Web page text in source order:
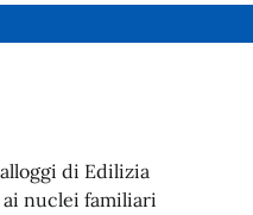
di Edilizia
ai nuclei familiari